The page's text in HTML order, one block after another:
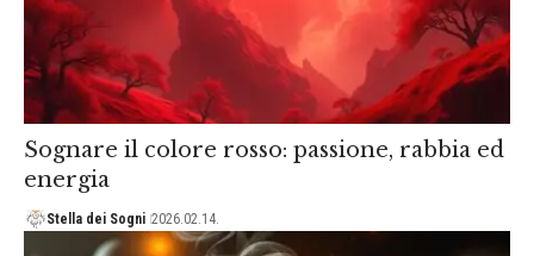
Sognare il colore rosso: passione, rabbia ed
energia
Stella dei Sogni 2026.02.14.